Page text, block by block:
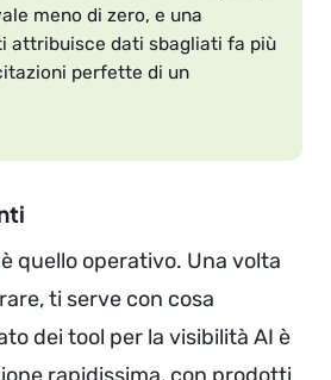
meno di zero, e una
attribuisce dati sbagliati fa più
perfette di un
quello operativo. Una volta
ti serve con cosa
dei tool per la visibilità AI è